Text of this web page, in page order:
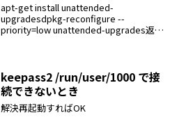
apt-get install unattended-
upgradesdpkg-reconfigure --
priority=low unattended-upgrades返答
keepass2 /run/user/1000 で接
続できないとき
解決再起動すればOK